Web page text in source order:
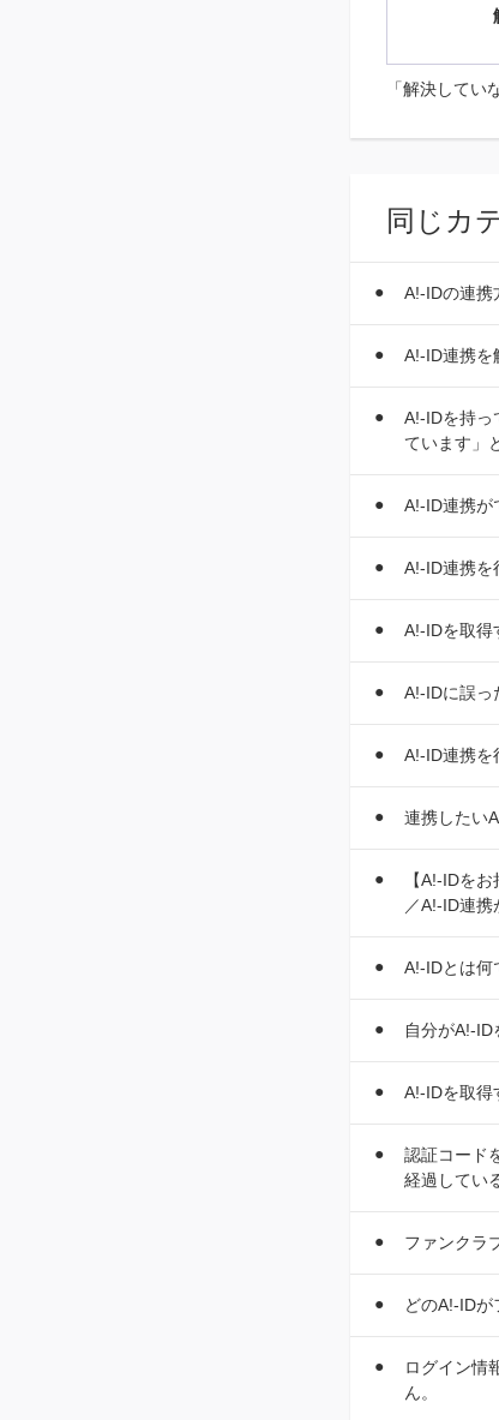
「解決してい
同じカ
A!-IDの連携
A!-ID連携を
A!-IDを持っ
ています」
A!-ID連携が
A!-ID連携を
A!-IDを取得
A!-IDに誤っ
A!-ID連携を
連携したい
【A!-IDを
／A!-ID連携
A!-IDとは何
自分がA!-ID
A!-IDを取得
認証コード
経過してい
ファンクラ
どのA!-IDが
ログイン情
ん。